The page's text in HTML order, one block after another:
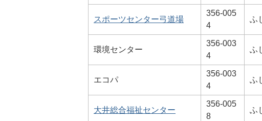
スポーツセンター弓道場
356-005
4
ふ
環境センター
356-003
4
ふ
エコパ
356-003
4
ふ
大井総合福祉センター
356-005
8
ふ